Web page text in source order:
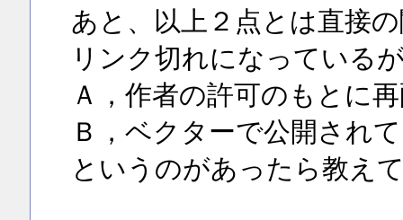
あと、以上２点とは直接
リンク切れになっている
Ａ，作者の許可のもとに
Ｂ，ベクターで公開され
というのがあったら教え